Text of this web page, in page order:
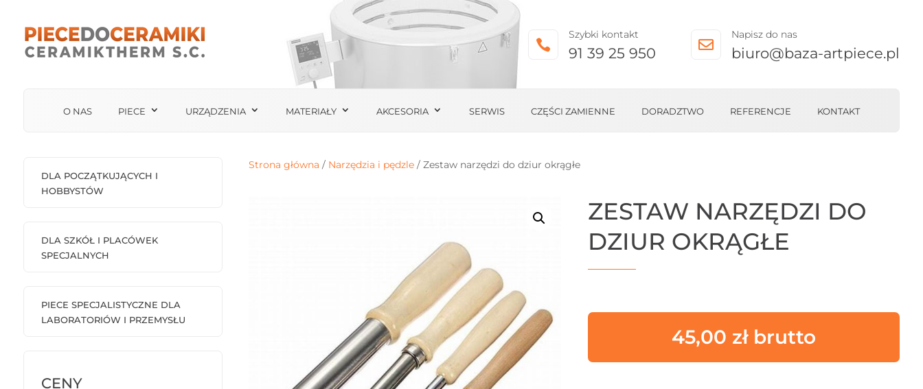

Szybki kontakt
91 39 25 950 
Napisz do nas
biuro@baza-artpiece.pl
O NAS PIECE URZĄDZENIA MATERIAŁY AKCESORIA SERWIS CZĘŚCI ZAMIENNE DORADZTWO REFERENCJE KONTAKT
DLA POCZĄTKUJĄCYCH I
HOBBYSTÓW
DLA SZKÓŁ I PLACÓWEK
SPECJALNYCH
PIECE SPECJALISTYCZNE DLA
LABORATORIÓW I PRZEMYSŁU
Strona główna / Narzędzia i pędzle / Zestaw narzędzi do dziur okrągłe
ZESTAW NARZĘDZI DO
DZIUR OKRĄGŁE
45,00 zł